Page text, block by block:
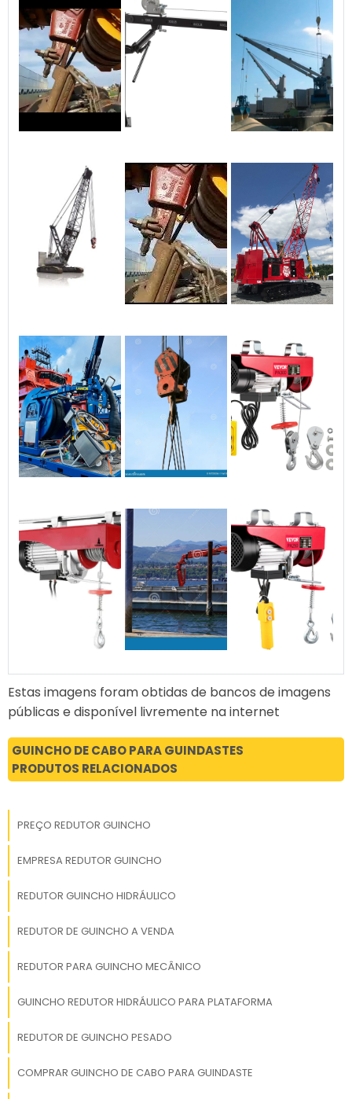
equipamento, mas a
qualidade, a segurança e o
comprometimento de quem
está por trás do serviço. É
exatamente nisso que a
nossa empresa se destaca.
⭐ Nossos diferenciais: ✅ 1.
equipada Caminhões Munck
revisados regularmente,
com guindastes de diversas
capacidades (de 6T a 18T).
Equipamentos certificados e
em conformidade com as
normas técnicas (INMETRO,
NR-11, NR-12). ✅ 2. Equipe
técnica qualificada
habilitados, com experiência
em içamento e transporte
de cargas especiais.
Atendimento especializado
e suporte técnico desde o
planejamento até a
execução do serviço. ✅ 3.
Compromisso com a
segurança Seguimos
normas de segurança no
trabalho e transporte de
cargas. Utilização de EPIs,
sinalização adequada e
análise de risco em cada
operação. ✅ 4. Agilidade e
pontualidade Cumprimos
prazos com eficiência,
garantindo que sua carga
rapidez e segurança.
Atendemos urgências com
planejamento rápido e
Atendimento personalizado
Soluções sob medida para
sua necessidade: obras,
mudanças industriais.
atendimento humanizado e
todas as etapas. ✅ 6. Preço
garantida Excelente custo-
qualidade com preços
surpresas: transparência
valores.
Estas imagens foram obtidas de bancos de imagens
públicas e disponível livremente na internet
GUINCHO DE CABO PARA GUINDASTES
PRODUTOS RELACIONADOS
PREÇO REDUTOR GUINCHO
EMPRESA REDUTOR GUINCHO
REDUTOR GUINCHO HIDRÁULICO
REDUTOR DE GUINCHO A VENDA
REDUTOR PARA GUINCHO MECÂNICO
GUINCHO REDUTOR HIDRÁULICO PARA PLATAFORMA
REDUTOR DE GUINCHO PESADO
COMPRAR GUINCHO DE CABO PARA GUINDASTE